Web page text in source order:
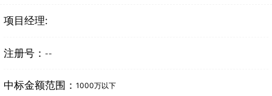
项目经理:
注册号： --
中标金额范围： 1000万以下